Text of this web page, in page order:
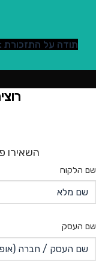
תודה על התזכורת
השאירו
שם הלקוח
שם העסק